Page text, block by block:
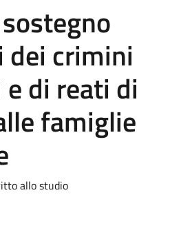
dei crimini
di reati di
famiglie
allo studio